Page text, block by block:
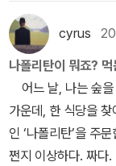
‘아시아의 원숭이들
pes danced in Asia
서워해야 할 것은 비
차별’ 괴물을 경계
시 살아난다. 하지만
에 보이는데도 심각
먹고 자라는 ‘인종
또는 ‘아서 매첸’으
다.(2019년 4월 19
(William M. Lee) / 고려원
Hour (<환상 특급
일 방영)잃어버린 시간을
할란 엘리슨 / 아작 (2017년) * The Star
크판 시즌 1>
《환상특급》《아서 클라크 단편 전집 1953-1960》아서 C.
클라크 / 서울창작
쉬었다. “다시 한 번
있었습니다. 어느 날
그 사람은 트럭을 빌
때는 아래층에서 이
즐거워하는 것 같아
일하다가 철자를 틀
가버린 거죠. 방세는
《세계 호러 걸작선
울(ghoul)은 묘지를
전집 4》의 『사냥개
번역했는지 알 수
문에 ‘도굴꾼’으로 번역
관심 많고, 오래전
영 씨가 구울을 모를
앗았다. 유럽인들은
것이 불변의 자연법
이처럼 어두운 시대
었다. 늘 서재에서
은 미지의 세계인 동
는 무시무시한 세계
‘Injuns’이다. 이 영
살린점이 마음에 들
지선 옮김 / 황금가
단편집으로 이루어
습니다. 단편보다
슷해서 연속으로 읽
했거든요. 4편은
순서대로 수록되어
습니다. 개인적으로
해요. 그래서 영화나
그의 작품은 몇편 읽
는 않았지만, 읽는
아요. 하지만 점점
읽어야겠다는 생각
이해가 갔습니다. 묘
cyrus
나폴리탄이 뭐죠?
어느 날, 나는 숲을
가운데, 한 식당을
인 ‘나폴리탄’을 주
쩐지 이상하다. 짜다